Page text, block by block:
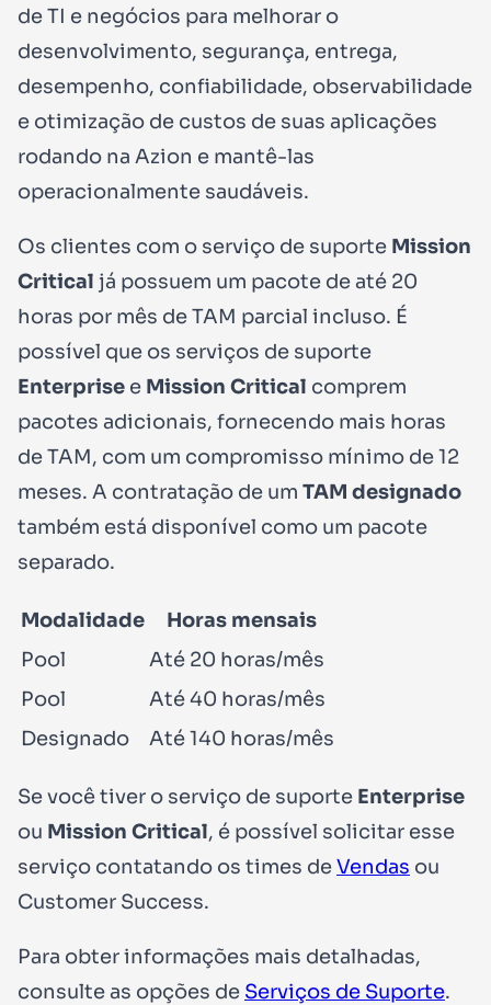
de TI e negócios para melhorar o
desenvolvimento, segurança, entrega,
desempenho, confiabilidade, observabilidade
e otimização de custos de suas aplicações
rodando na Azion e mantê-las
operacionalmente saudáveis.
Os clientes com o serviço de suporte Mission
Critical já possuem um pacote de até 20
horas por mês de TAM parcial incluso. É
possível que os serviços de suporte
Enterprise e Mission Critical comprem
pacotes adicionais, fornecendo mais horas
de TAM, com um compromisso mínimo de 12
meses. A contratação de um TAM designado
também está disponível como um pacote
separado.
Modalidade
Horas mensais
Pool
Até 20 horas/mês
Pool
Até 40 horas/mês
Designado
Até 140 horas/mês
Se você tiver o serviço de suporte Enterprise
ou Mission Critical, é possível solicitar esse
serviço contatando os times deVendas ou
Customer Success.
Para obter informações mais detalhadas,
consulte as opções de Serviços de Suporte.